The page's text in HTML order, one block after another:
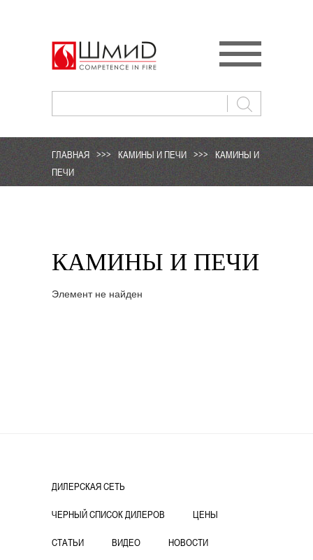
ГЛАВНАЯ >>> КАМИНЫ И ПЕЧИ >>>
КАМИНЫ И
ПЕЧИ
КАМИНЫ И ПЕЧИ
Элемент не найден
ДИЛЕРСКАЯ СЕТЬ
ЧЕРНЫЙ СПИСОК ДИЛЕРОВ ЦЕНЫ
СТАТЬИ ВИДЕО НОВОСТИ